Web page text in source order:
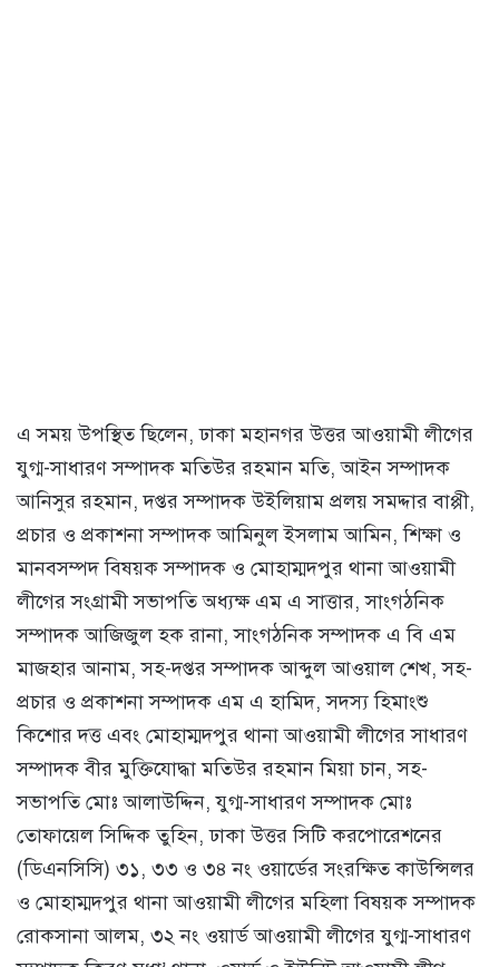
এ সময় উপস্থিত ছিলেন, ঢাকা মহানগর উত্তর আওয়ামী লীগের
যুগ্ম-সাধারণ সম্পাদক মতিউর রহমান মতি, আইন সম্পাদক
আনিসুর রহমান, দপ্তর সম্পাদক উইলিয়াম প্রলয় সমদ্দার বাপ্পী,
প্রচার ও প্রকাশনা সম্পাদক আমিনুল ইসলাম আমিন, শিক্ষা ও
মানবসম্পদ বিষয়ক সম্পাদক ও মোহাম্মদপুর থানা আওয়ামী
লীগের সংগ্রামী সভাপতি অধ্যক্ষ এম এ সাত্তার, সাংগঠনিক
সম্পাদক আজিজুল হক রানা, সাংগঠনিক সম্পাদক এ বি এম
মাজহার আনাম, সহ-দপ্তর সম্পাদক আব্দুল আওয়াল শেখ, সহ-
প্রচার ও প্রকাশনা সম্পাদক এম এ হামিদ, সদস্য হিমাংশু
কিশোর দত্ত এবং মোহাম্মদপুর থানা আওয়ামী লীগের সাধারণ
সম্পাদক বীর মুক্তিযোদ্ধা মতিউর রহমান মিয়া চান, সহ-
সভাপতি মোঃ আলাউদ্দিন, যুগ্ম-সাধারণ সম্পাদক মোঃ
তোফায়েল সিদ্দিক তুহিন, ঢাকা উত্তর সিটি করপোরেশনের
(ডিএনসিসি) ৩১, ৩৩ ও ৩৪ নং ওয়ার্ডের সংরক্ষিত কাউন্সিলর
ও মোহাম্মদপুর থানা আওয়ামী লীগের মহিলা বিষয়ক সম্পাদক
রোকসানা আলম, ৩২ নং ওয়ার্ড আওয়ামী লীগের যুগ্ম-সাধারণ